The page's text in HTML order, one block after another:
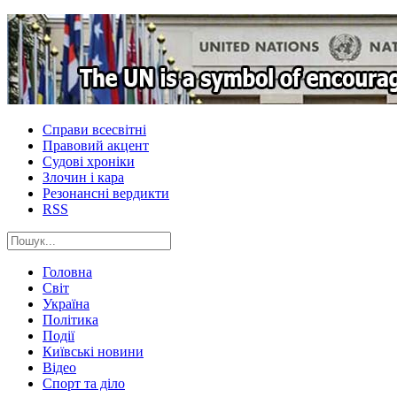
Справи всесвітні
Правовий акцент
Судові хроніки
Злочин і кара
Резонансні вердикти
RSS
Головна
Світ
Україна
Політика
Події
Київські новини
Відео
Спорт та діло